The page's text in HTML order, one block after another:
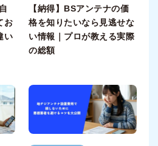
お
い
【納得】BSアンテナの価
格を知りたいなら見逃せな
い情報｜プロが教える実際
の総額